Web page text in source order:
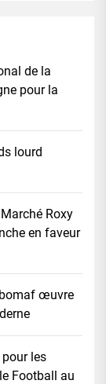
de la
pour la
lourd
Roxy
en faveur
œuvre
les
Football au